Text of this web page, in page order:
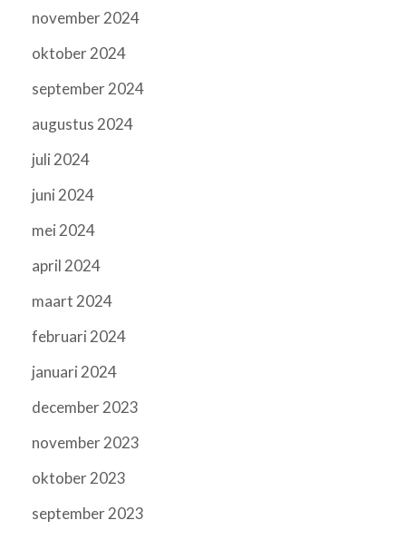
november 2024
oktober 2024
september 2024
augustus 2024
juli 2024
juni 2024
mei 2024
april 2024
maart 2024
februari 2024
januari 2024
december 2023
november 2023
oktober 2023
september 2023